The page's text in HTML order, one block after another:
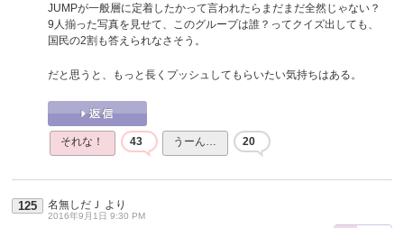
JUMPが一般層に定着したかって言われたらまだまだ全然じゃない？
9人揃った写真を見せて、このグループは誰？ってクイズ出しても、
国民の2割も答えられなさそう。
だと思うと、もっと長くプッシュしてもらいたい気持ちはある。
それな！ 43 うーん… 20
125 名無しだＪ より
2016年9月1日 9:30 PM